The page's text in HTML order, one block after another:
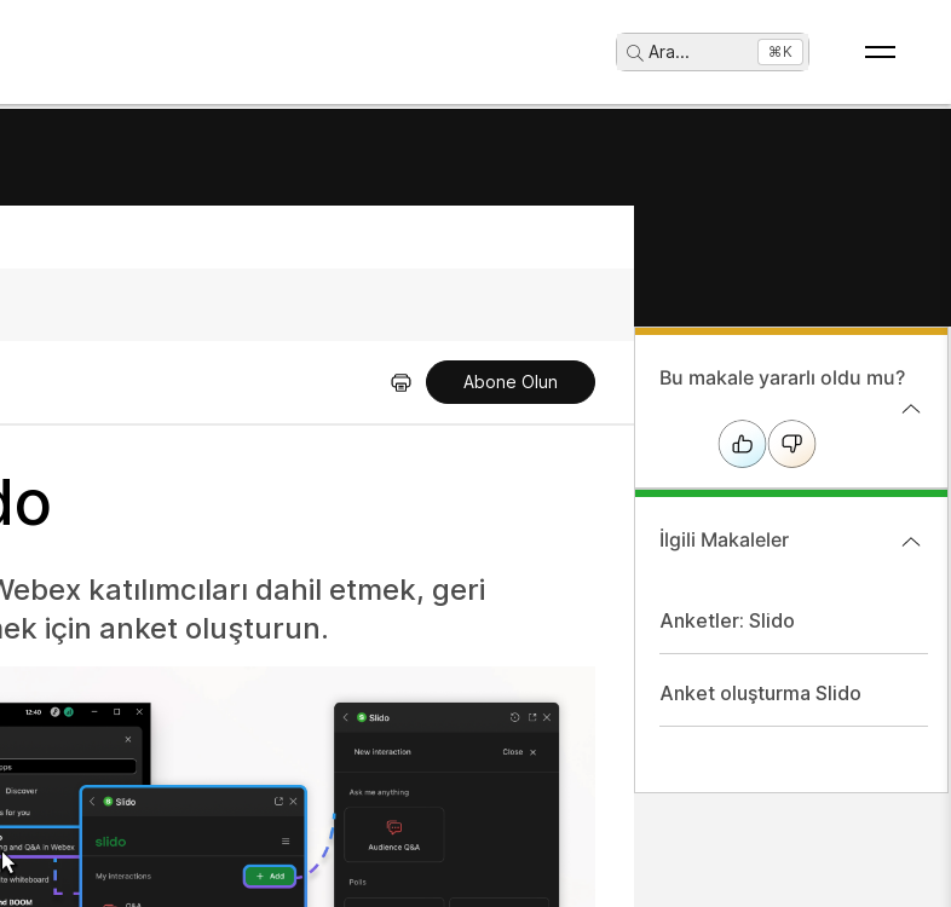
Ara... ⌘K
Abone Olun
katılımcıları dahil etmek, geri
için anket oluşturun.
Bu makale yararlı oldu mu?
İlgili Makaleler
Anketler: Slido
Anket oluşturma Slido